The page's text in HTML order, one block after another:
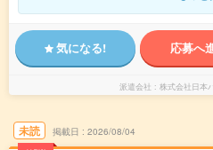
気になる! 応募へ
派遣会社 株式会社日本
未読 掲載日 2026/08/04